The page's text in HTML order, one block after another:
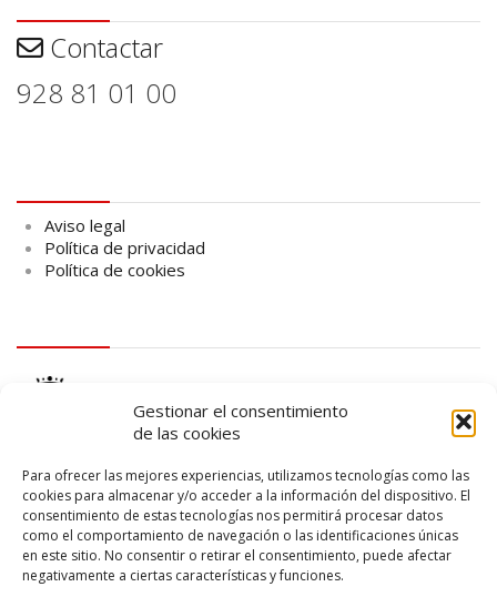
Gestionar el consentimiento
de las cookies
Para ofrecer las mejores experiencias, utilizamos tecnologías como las
cookies para almacenar y/o acceder a la información del dispositivo. El
consentimiento de estas tecnologías nos permitirá procesar datos
como el comportamiento de navegación o las identificaciones únicas
en este sitio. No consentir o retirar el consentimiento, puede afectar
negativamente a ciertas características y funciones.
Contactar
928 81 01 00
Aviso legal
Política de privacidad
Política de cookies
logo SID